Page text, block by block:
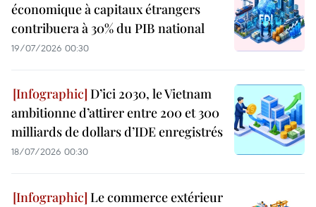
économique à capitaux étrangers
contribuera à 30% du PIB national
19/07/2026 00:30
D’ici 2030, le Vietnam
ambitionne d’attirer entre 200 et 300
milliards de dollars d’IDE enregistrés
18/07/2026 00:30
Le commerce extérieur